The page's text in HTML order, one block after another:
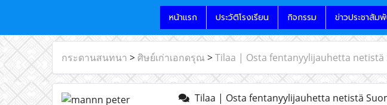
หน้าแรก ประวัติโรงเรียน กิจกรรม ข่าวประชาสัม
กระดานสนทนา > ศิษย์เก่าเอกดรุณ >Tilaa | Osta fentanyylijauhetta
Tilaa | Osta fentanyylijauhetta netistä